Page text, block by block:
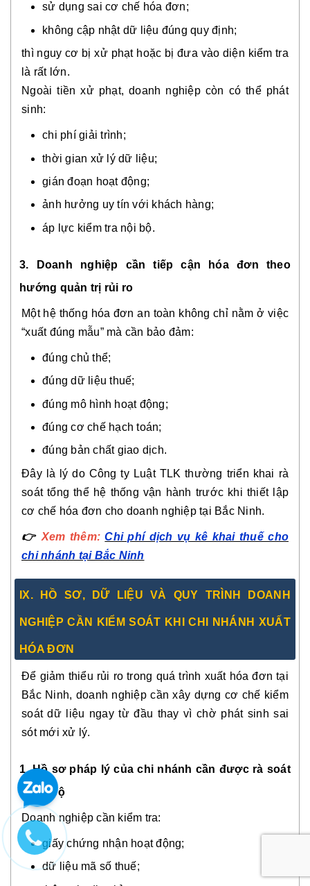
sử dụng sai cơ chế hóa đơn;
không cập nhật dữ liệu đúng quy định;
thì nguy cơ bị xử phạt hoặc bị đưa vào diện kiểm tra
là rất lớn.
Ngoài tiền xử phạt, doanh nghiệp còn có thể phát
sinh:
chi phí giải trình;
thời gian xử lý dữ liệu;
gián đoạn hoạt động;
ảnh hưởng uy tín với khách hàng;
áp lực kiểm tra nội bộ.
3. Doanh nghiệp cần tiếp cận hóa đơn theo
hướng quản trị rủi ro
Một hệ thống hóa đơn an toàn không chỉ nằm ở việc
“xuất đúng mẫu” mà cần bảo đảm:
đúng chủ thể;
đúng dữ liệu thuế;
đúng mô hình hoạt động;
đúng cơ chế hạch toán;
đúng bản chất giao dịch.
Đây là lý do Công ty Luật TLK thường triển khai rà
soát tổng thể hệ thống vận hành trước khi thiết lập
cơ chế hóa đơn cho doanh nghiệp tại Bắc Ninh.
👉 Xem thêm:Chi phí dịch vụ kê khai thuế cho
chi nhánh tại Bắc Ninh
IX. HỒ SƠ, DỮ LIỆU VÀ QUY TRÌNH DOANH
NGHIỆP CẦN KIỂM SOÁT KHI CHI NHÁNH XUẤT
HÓA ĐƠN
Để giảm thiểu rủi ro trong quá trình xuất hóa đơn tại
Bắc Ninh, doanh nghiệp cần xây dựng cơ chế kiểm
soát dữ liệu ngay từ đầu thay vì chờ phát sinh sai
sót mới xử lý.
1. Hồ sơ pháp lý của chi nhánh cần được rà soát
đồng bộ
Doanh nghiệp cần kiểm tra:
giấy chứng nhận hoạt động;
dữ liệu mã số thuế;